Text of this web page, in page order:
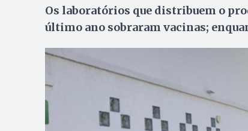
Os laboratórios que distribuem o
último ano sobraram vacinas;